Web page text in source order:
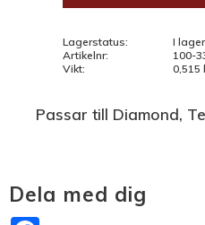
Lagerstatus
I lager
Artikelnr
100-
Vikt
0,515
Passar till Diamond,
Dela med dig